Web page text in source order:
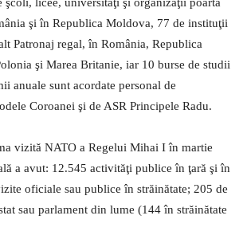
şi în Republica Moldova, 77 de instituţii
Patronaj regal, în România, Republica
şi Marea Britanie, iar 10 burse de studii
anuale sunt acordate personal de
Coroanei şi de ASR Principele Radu.
vizită NATO a Regelui Mihai I în martie
a avut: 12.545 activităţi publice în ţară şi în
oficiale sau publice în străinătate; 205 de
sau parlament din lume (144 în străinătate